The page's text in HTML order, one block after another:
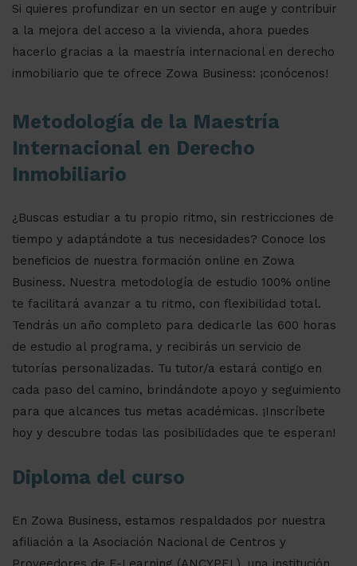
Si quieres profundizar en un sector en auge y contribuir
a la mejora del acceso a la vivienda, ahora puedes
hacerlo gracias a la maestría internacional en derecho
inmobiliario que te ofrece Zowa Business: ¡conócenos!
Metodología de la Maestría
Internacional en Derecho
Inmobiliario
¿Buscas estudiar a tu propio ritmo, sin restricciones de
tiempo y adaptándote a tus necesidades? Conoce los
beneficios de nuestra formación online en Zowa
Business. Nuestra metodología de estudio 100% online
te facilitará avanzar a tu ritmo, con flexibilidad total.
Tendrás un año completo para dedicarle las 600 horas
de estudio al programa, y recibirás un servicio de
tutorías personalizadas. Tu tutor/a estará contigo en
cada paso del camino, brindándote apoyo y seguimiento
para que alcances tus metas académicas. ¡Inscríbete
hoy y descubre todas las posibilidades que te esperan!
Diploma del curso
En Zowa Business, estamos respaldados por nuestra
afiliación a la Asociación Nacional de Centros y